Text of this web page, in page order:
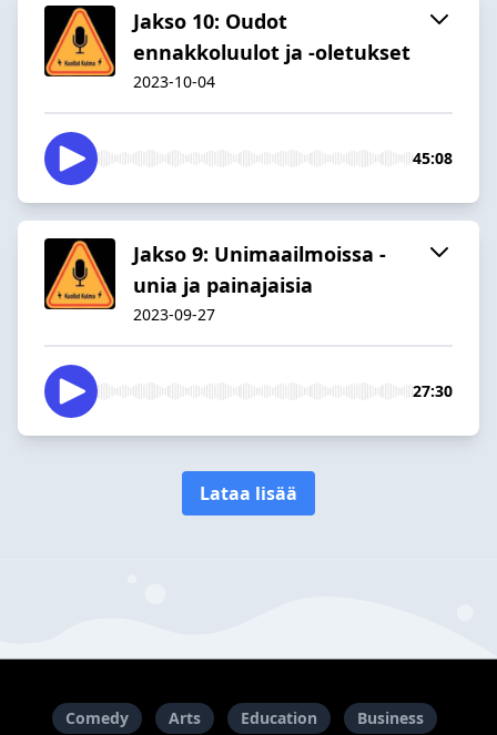
Jakso 10: Oudot
ennakkoluulot ja -oletukset
2023-10-04
45:08
Jakso 9: Unimaailmoissa -
unia ja painajaisia
2023-09-27
27:30
Lataa lisää
Comedy Arts Education Business